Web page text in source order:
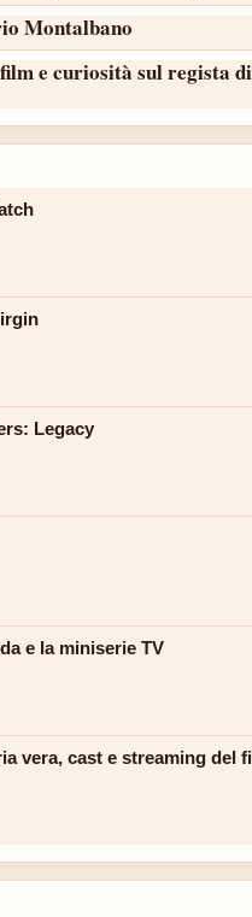
Montalbano
e curiosità sul regista di
Legacy
e la miniserie TV
vera, cast e streaming del